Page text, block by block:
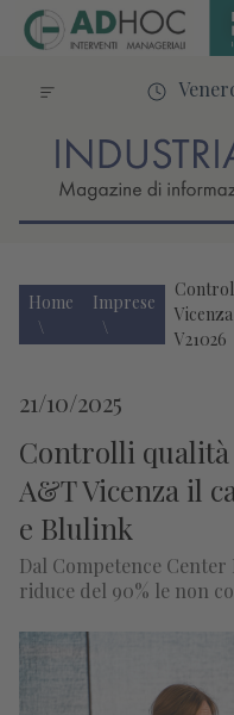
Home Imprese
V21026
21/10/2025
Controlli
A&T Vicenza il
e Blulink
Dal Competence
riduce del 90% le non